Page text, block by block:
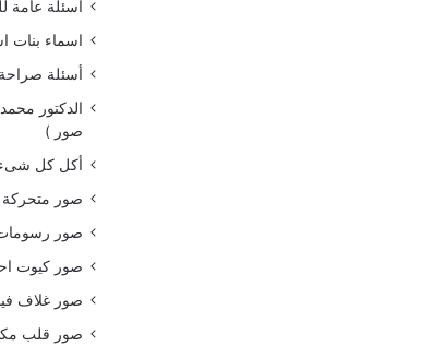
أسئلة عامة
اسماء بنات
أسئلة صراحة
الدكتور
صور )
أكل كل شىء
صور
صور رسومات
صور كيوت
صور غلاف
صور قلب